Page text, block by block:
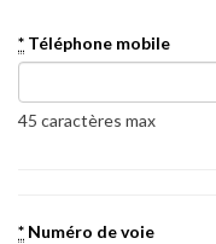
* Téléphone mobile
45 caractères max
* Numéro de voie